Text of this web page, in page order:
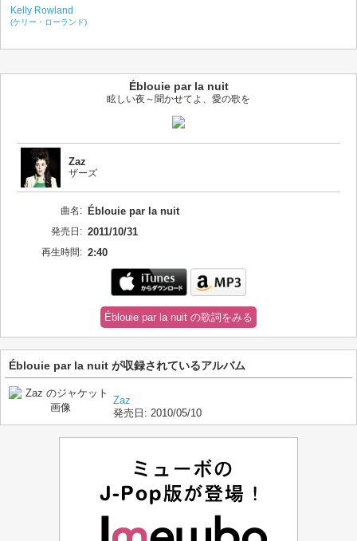
Kelly Rowland
(ケリー・ローランド)
Éblouie par la nuit
眩しい夜～聞かせてよ、愛の歌を
Zaz
ザーズ
曲名: Éblouie par la nuit
発売日: 2011/10/31
再生時間: 2:40
Éblouie par la nuit の歌詞をみる
Éblouie par la nuit が収録されているアルバム
Zaz
発売日: 2010/05/10